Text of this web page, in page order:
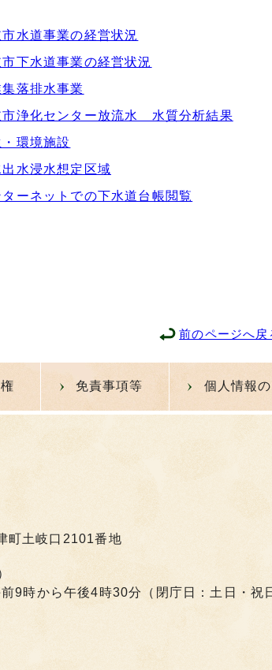
市水道事業の経営状況
市下水道事業の経営状況
集落排水事業
市浄化センター放流水 水質分析結果
環境施設
水浸水想定区域
ターネットでの下水道台帳閲覧
前のページへ戻
免責事項等 個人情報
土岐口2101番地
9時から午後4時30分（閉庁日：土日・祝